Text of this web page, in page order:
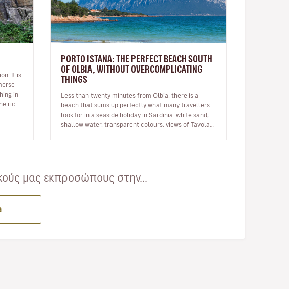
It is
in
rich,
PORTO ISTANA: THE PERFECT BEACH SOUTH
OF OLBIA, WITHOUT OVERCOMPLICATING
THINGS
Less than twenty minutes from Olbia, there is a
beach that sums up perfectly what many travellers
look for in a seaside holiday in Sardinia: white sand,
shallow water, transparent colours, views of Tavolara
μας εκπροσώπους στην...